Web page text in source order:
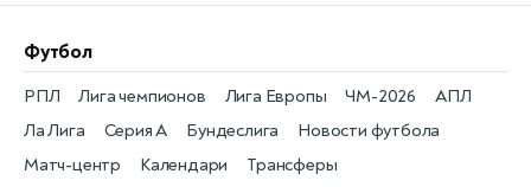
Футбол
Новости футбола
РПЛ
Матч-центр
Лига чемпионов
Календари
Лига Европы
Трансферы
ЧМ-2026 АПЛ
Ла Лига Серия А Бундеслига